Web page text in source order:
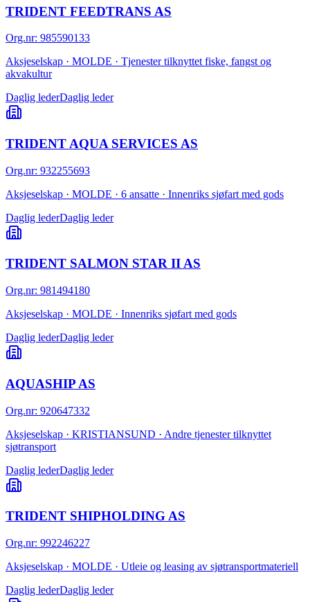
TRIDENT FEEDTRANS AS
Org.nr: 985590133
Aksjeselskap · MOLDE · Tjenester tilknyttet fiske, fangst og
akvakultur
Daglig lederDaglig leder
TRIDENT AQUA SERVICES AS
Org.nr: 932255693
Aksjeselskap · MOLDE · 6 ansatte · Innenriks sjøfart med gods
Daglig lederDaglig leder
TRIDENT SALMON STAR II AS
Org.nr: 981494180
Aksjeselskap · MOLDE · Innenriks sjøfart med gods
Daglig lederDaglig leder
AQUASHIP AS
Org.nr: 920647332
Aksjeselskap · KRISTIANSUND · Andre tjenester tilknyttet
sjøtransport
Daglig lederDaglig leder
TRIDENT SHIPHOLDING AS
Org.nr: 992246227
Aksjeselskap · MOLDE · Utleie og leasing av sjøtransportmateriell
Daglig lederDaglig leder